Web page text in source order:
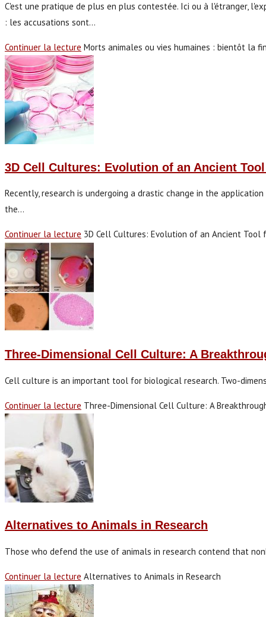
C'est une pratique de plus en plus contestée. Ici ou à l'étranger,
: les accusations sont…
Continuer la lecture Morts animales ou vies humaines : bientôt la
3D Cell Cultures: Evolution of an Ancient
Recently, research is undergoing a drastic change in the
the…
Continuer la lecture 3D Cell Cultures: Evolution of an Ancient Tool
Three-Dimensional Cell Culture: A
Cell culture is an important tool for biological research. Two-
Continuer la lecture Three-Dimensional Cell Culture: A
Alternatives to Animals in Research
Those who defend the use of animals in research contend that
Continuer la lecture Alternatives to Animals in Research